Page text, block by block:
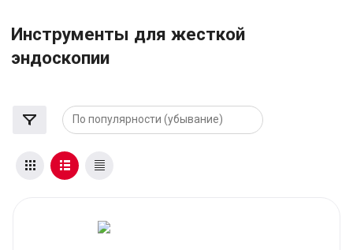
Инструменты для жесткой
эндоскопии